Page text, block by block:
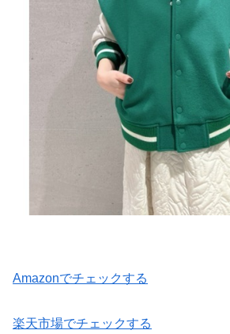
Amazonでチェックする
楽天市場でチェックする